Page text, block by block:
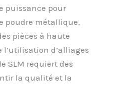
puissance pour
poudre métallique,
pièces à haute
l’utilisation d’alliages
SLM requiert des
la qualité et la